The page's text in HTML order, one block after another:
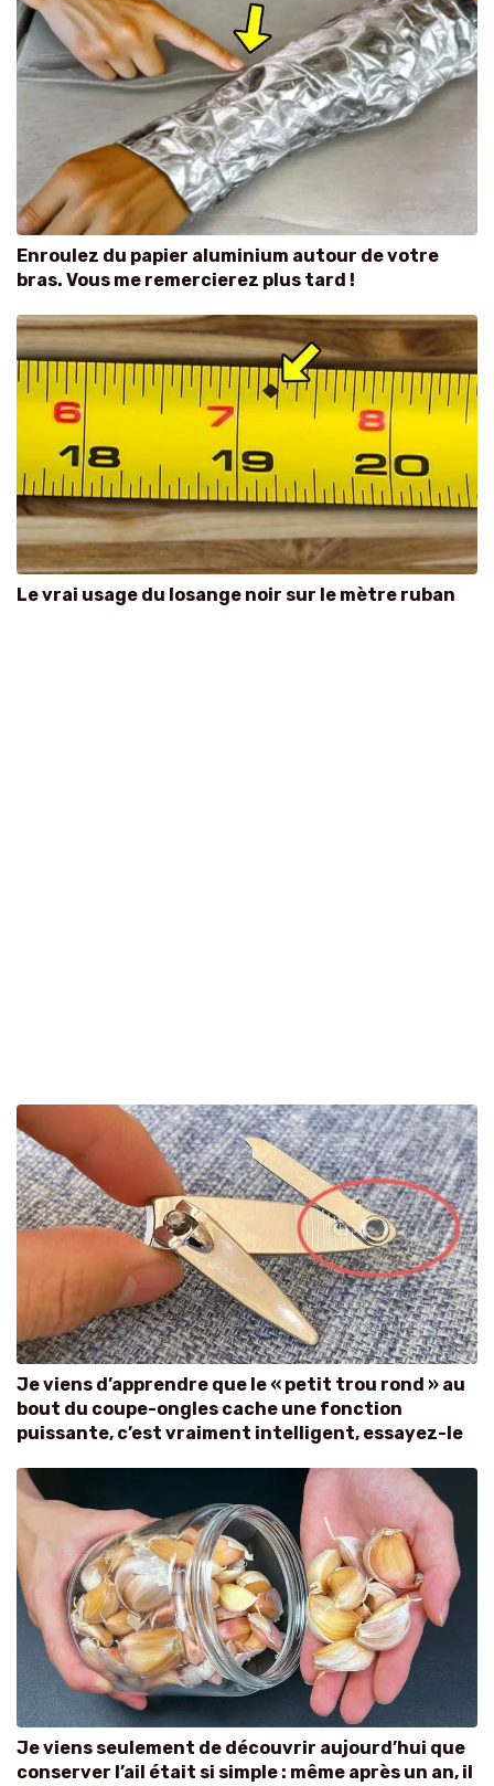
Enroulez du papier aluminium autour de votre
bras. Vous me remercierez plus tard !
Le vrai usage du losange noir sur le mètre ruban
Je viens d’apprendre que le « petit trou rond » au
bout du coupe-ongles cache une fonction
puissante, c’est vraiment intelligent, essayez-le
Je viens seulement de découvrir aujourd’hui que
conserver l’ail était si simple : même après un an, il